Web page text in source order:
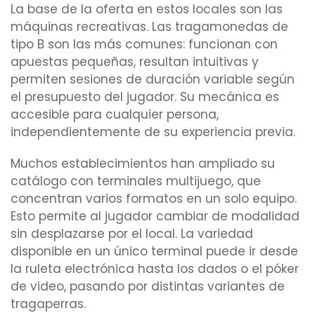
La base de la oferta en estos locales son las
máquinas recreativas. Las tragamonedas de
tipo B son las más comunes: funcionan con
apuestas pequeñas, resultan intuitivas y
permiten sesiones de duración variable según
el presupuesto del jugador. Su mecánica es
accesible para cualquier persona,
independientemente de su experiencia previa.
Muchos establecimientos han ampliado su
catálogo con terminales multijuego, que
concentran varios formatos en un solo equipo.
Esto permite al jugador cambiar de modalidad
sin desplazarse por el local. La variedad
disponible en un único terminal puede ir desde
la ruleta electrónica hasta los dados o el póker
de video, pasando por distintas variantes de
tragaperras.